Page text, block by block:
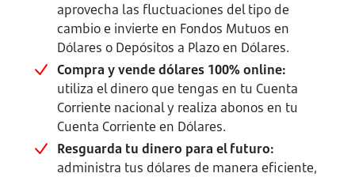
aprovecha las fluctuaciones del tipo de
cambio e invierte en Fondos Mutuos en
Dólares o Depósitos a Plazo en Dólares.
Compra y vende dólares 100% online:
utiliza el dinero que tengas en tu Cuenta
Corriente nacional y realiza abonos en tu
Cuenta Corriente en Dólares.
Resguarda tu dinero para el futuro:
administra tus dólares de manera eficiente,